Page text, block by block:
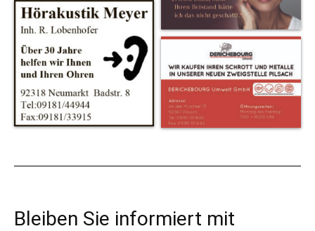
Bleiben Sie informiert mit